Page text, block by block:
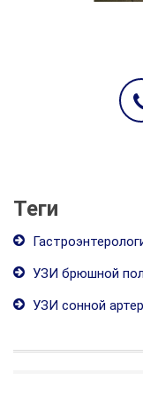
Теги
УЗИ брюшной
УЗИ сонной